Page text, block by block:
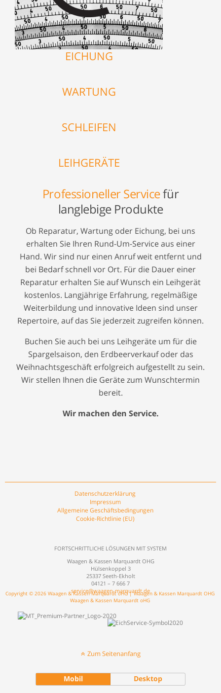
EICHUNG
WARTUNG
SCHLEIFEN
LEIHGERÄTE
Professioneller Servicefür
langlebige Produkte
Ob Reparatur, Wartung oder Eichung, bei uns
erhalten Sie Ihren Rund-Um-Service aus einer
Hand. Wir sind nur einen Anruf weit entfernt und
bei Bedarf schnell vor Ort. Für die Dauer einer
Reparatur erhalten Sie auf Wunsch ein Leihgerät
kostenlos. Langjährige Erfahrung, regelmäßige
Weiterbildung und innovative Ideen sind unser
Repertoire, auf das Sie jederzeit zugreifen können.
Buchen Sie auch bei uns Leihgeräte um für die
Spargelsaison, den Erdbeerverkauf oder das
Weihnachtsgeschäft erfolgreich aufgestellt zu sein.
Wir stellen Ihnen die Geräte zum Wunschtermin
bereit.
Wir machen den Service.
Datenschutzerklärung
Impressum
Allgemeine Geschäftsbedingungen
Cookie-Richtlinie (EU)
FORTSCHRITTLICHE LÖSUNGEN MIT SYSTEM
Waagen & Kassen Marquardt OHG
Hülsenkoppel 3
25337 Seeth-Ekholt
04121 – 7 666 7
service@waagen-marquardt.de
Copyright © 2026 Waagen & Kassen Marquardt oHG | Waagen & Kassen Marquardt OHG
Waagen & Kassen Marquardt oHG
Zum Seitenanfang
Mobil Desktop